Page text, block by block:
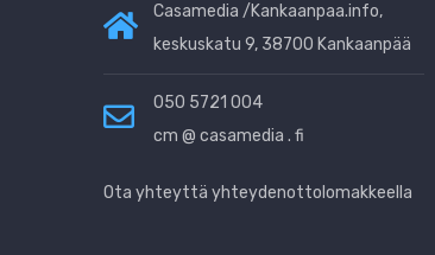
Casamedia /Kankaanpaa.info,
keskuskatu 9, 38700 Kankaanpää
050 5721 004
cm @ casamedia . fi
Ota yhteyttä yhteydenottolomakkeella